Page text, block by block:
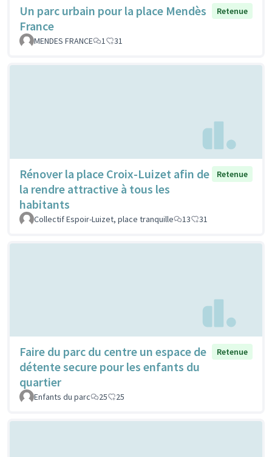
Un parc urbain pour la place Mendès
France
Retenue
MENDES FRANCE 1 31
Rénover la place Croix-Luizet afin de
la rendre attractive à tous les
habitants
Retenue
Collectif Espoir-Luizet, place tranquille 13 31
Faire du parc du centre un espace de
détente secure pour les enfants du
quartier
Retenue
Enfants du parc 25 25